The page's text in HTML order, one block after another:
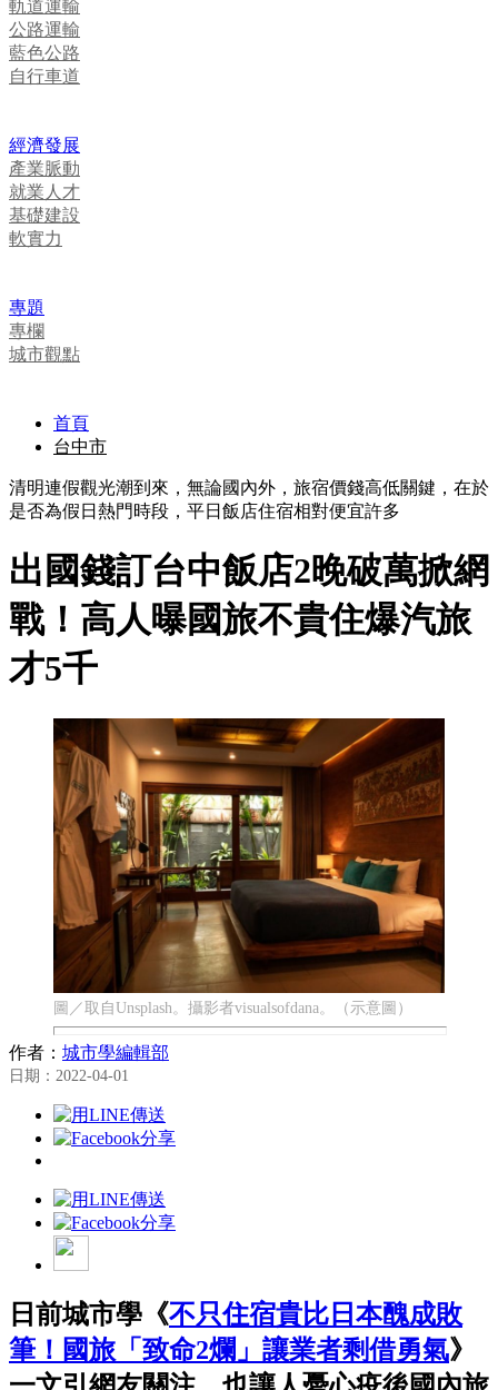
軌道運輸
公路運輸
藍色公路
自行車道
經濟發展
產業脈動
就業人才
基礎建設
軟實力
專題
專欄
城市觀點
首頁
台中市
清明連假觀光潮到來，無論國內外，旅宿價錢高低關鍵，在於
是否為假日熱門時段，平日飯店住宿相對便宜許多
出國錢訂台中飯店2晚破萬掀網
戰！高人曝國旅不貴住爆汽旅
才5千
圖／取自Unsplash。攝影者visualsofdana。（示意圖）
作者： 城市學編輯部
日期：2022-04-01
日前城市學《不只住宿貴比日本醜成敗
筆！國旅「致命2爛」讓業者剩借勇氣》